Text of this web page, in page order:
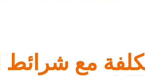
مع شرائط